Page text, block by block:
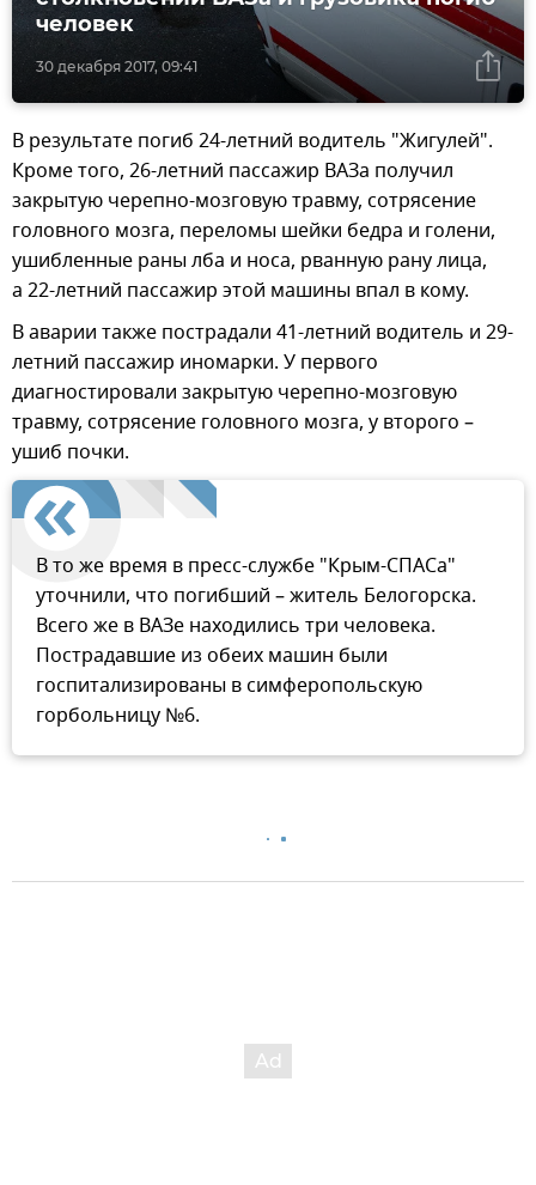
30 декабря 2017, 09:41
человек
В результате погиб 24-летний водитель "Жигулей".
Кроме того, 26-летний пассажир ВАЗа получил
закрытую черепно-мозговую травму, сотрясение
головного мозга, переломы шейки бедра и голени,
ушибленные раны лба и носа, рванную рану лица,
а 22-летний пассажир этой машины впал в кому.
В аварии также пострадали 41-летний водитель и 29-
летний пассажир иномарки. У первого
диагностировали закрытую черепно-мозговую
травму, сотрясение головного мозга, у второго –
ушиб почки.
В то же время в пресс-службе "Крым-СПАСа"
уточнили, что погибший – житель Белогорска.
Всего же в ВАЗе находились три человека.
Пострадавшие из обеих машин были
госпитализированы в симферопольскую
горбольницу №6.